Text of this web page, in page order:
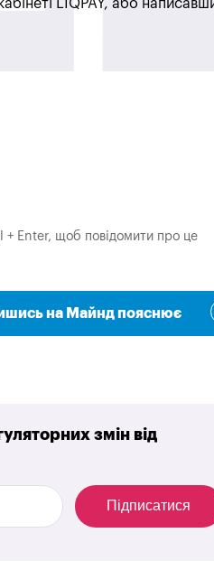
LIQPAY, або
+ Enter, щоб повідомити про це
на Майнд пояснює
змін від
Підписатися